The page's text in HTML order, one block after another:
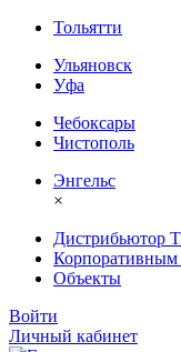
Тольятти
Ульяновск
Уфа
Чебоксары
Чистополь
Энгельс
×
Дистрибьютор
Корпоративным
Объекты
Войти
Личный кабинет